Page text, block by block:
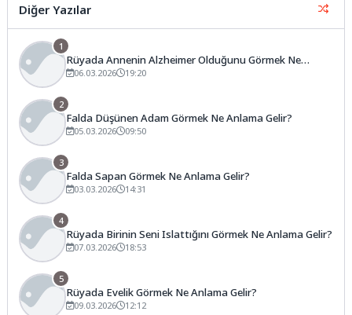
Diğer Yazılar
1
Rüyada Annenin Alzheimer Olduğunu Görmek Ne
Anlama Gelir?
06.03.2026 19:20
2
Falda Düşünen Adam Görmek Ne Anlama Gelir?
05.03.2026 09:50
3
Falda Sapan Görmek Ne Anlama Gelir?
03.03.2026 14:31
4
Rüyada Birinin Seni Islattığını Görmek Ne Anlama Gelir?
07.03.2026 18:53
5
Rüyada Evelik Görmek Ne Anlama Gelir?
09.03.2026 12:12